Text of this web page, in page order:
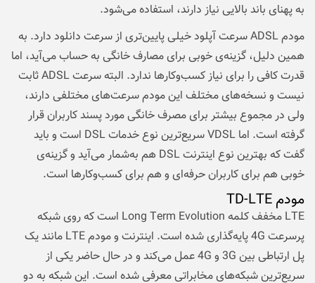
به پهنای باند بالایی نیاز دارند، استفاده می‌شود.
مودم ADSL سرعت آپلود خیلی پایین‌تری از سرعت دانلود دارد. به
همین دلیل، گزینه‌ی خوبی برای مصارف خانگی به حساب می‌آید، اما
قدرت کافی را برای نیاز کسب‌وکارها ندارد. البته سرعت ADSL ثابت
نیست و نسخه‌های مختلف این مودم سرعت‌های مختلفی دارند،
ولی در مجموع بیشتر برای مصرف خانگی مورد پسند کاربران قرار
گرفته است. اما VDSL سریع‌ترین نوع خدمات DSL است و باید
گفت که بهترین نوع اینترنت DSL هم به‌شمار می‌آید و گزینه‌ی
خوبی هم برای کاربران حرفه‌ای و هم برای کسب‌وکارها است.
مودم TD-LTE
LTE مخفف کلمه Long Term Evolution است که روی شبکه
پرسرعت 4G پایه‌گذاری شده است. اینترنت و مودم LTE مانند یک
پل ارتباطی بین 3G و 4G عمل می‌کند و در حال حاضر یکی از
سریع‌ترین شبکه‌های مخابراتی معرفی شده است. این شبکه به دو